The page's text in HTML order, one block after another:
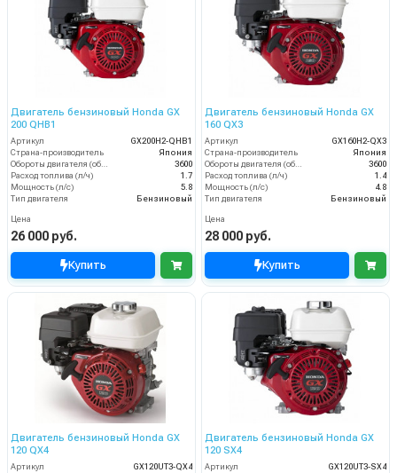
Двигатель бензиновый Honda GX
200 QHB1
Артикул
GX200H2-QHB1
Страна-производитель
Япония
3600
Расход топлива (л/ч)
1.7
Мощность (л/с)
5.8
Тип двигателя
Бензиновый
Цена
26 000 руб.
Купить
Двигатель бензиновый Honda GX
160 QX3
Артикул
GX160H2-QX3
Страна-производитель
Япония
3600
Расход топлива (л/ч)
1.4
Мощность (л/с)
4.8
Тип двигателя
Бензиновый
Цена
28 000 руб.
Купить
Двигатель бензиновый Honda GX
120 QX4
Артикул
GX120UT3-QX4
Двигатель бензиновый Honda GX
120 SX4
Артикул
GX120UT3-SX4